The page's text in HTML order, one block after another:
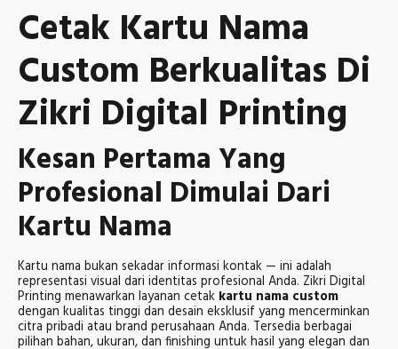
Cetak Kartu Nama
Custom Berkualitas Di
Zikri Digital Printing
Kesan Pertama Yang
Profesional Dimulai Dari
Kartu Nama
Kartu nama bukan sekadar informasi kontak — ini adalah
representasi visual dari identitas profesional Anda. Zikri Digital
Printing menawarkan layanan cetak kartu nama custom
dengan kualitas tinggi dan desain eksklusif yang mencerminkan
citra pribadi atau brand perusahaan Anda. Tersedia berbagai
pilihan bahan, ukuran, dan finishing untuk hasil yang elegan dan